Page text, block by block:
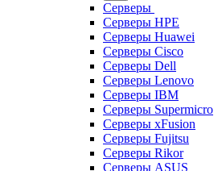
Серверы
Серверы HPE
Серверы Huawei
Серверы Cisco
Серверы Dell
Серверы Lenovo
Серверы IBM
Серверы Supermicro
Серверы xFusion
Серверы Fujitsu
Серверы Rikor
Серверы ASUS